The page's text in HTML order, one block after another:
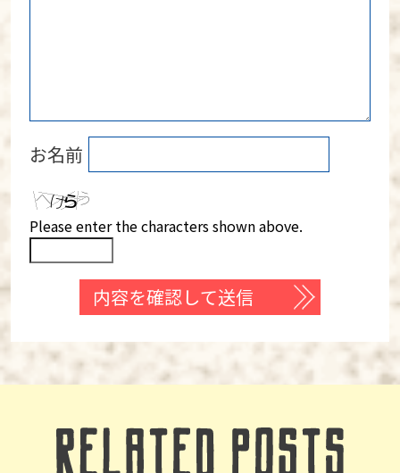
お名前
Please enter the characters shown above.